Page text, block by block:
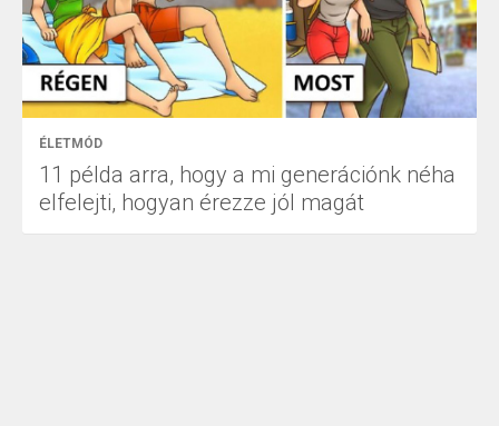
ÉLETMÓD
11 példa arra, hogy a mi generációnk néha
elfelejti, hogyan érezze jól magát